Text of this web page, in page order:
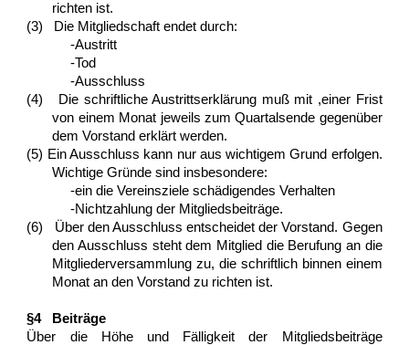
richten ist.
(3) Die Mitgliedschaft endet durch:
-Austritt
-Tod
-Ausschluss
(4) Die schriftliche Austrittserklärung muß mit ,einer Frist
von einem Monat jeweils zum Quartalsende gegenüber
dem Vorstand erklärt werden.
(5) Ein Ausschluss kann nur aus wichtigem Grund erfolgen.
Wichtige Gründe sind insbesondere:
-ein die Vereinsziele schädigendes Verhalten
-Nichtzahlung der Mitgliedsbeiträge.
(6) Über den Ausschluss entscheidet der Vorstand. Gegen
den Ausschluss steht dem Mitglied die Berufung an die
Mitgliederversammlung zu, die schriftlich binnen einem
Monat an den Vorstand zu richten ist.
§4 Beiträge
Über die Höhe und Fälligkeit der Mitgliedsbeiträge